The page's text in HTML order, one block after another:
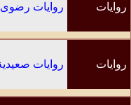
روايات روايات
روايات روايات